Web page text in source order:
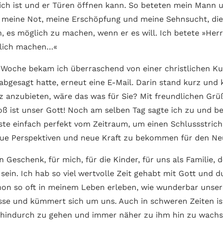
ist und er Türen öffnen kann. So beteten mein Mann
Not, meine Erschöpfung und meine Sehn­sucht,
es möglich zu machen, wenn er es will. Ich betete
machen…«
bekam ich über­raschend von einer christlichen
hatte, erneut eine E-Mail. Darin stand kurz und
anzubieten, wäre das was für Sie? Mit freundlichen
ist unser Gott! Noch am selben Tag sagte ich zu und
einfach perfekt vom Zeitraum, um einen
Perspektiven und neue Kraft zu bekommen für den
Geschenk, für mich, für die Kinder, für uns als Familie,
Ich hab so viel wert­volle Zeit gehabt mit Gott und
so oft in meinem Leben erleben, wie wunder­bar
und kümmert sich um uns. Auch in schweren Zeiten
zu gehen und immer näher zu ihm hin zu